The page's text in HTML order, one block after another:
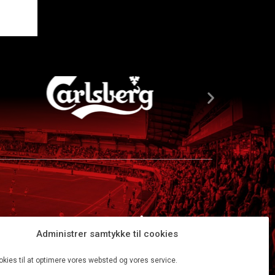
Administrer samtykke til cookies
til at optimere vores websted og vores service.